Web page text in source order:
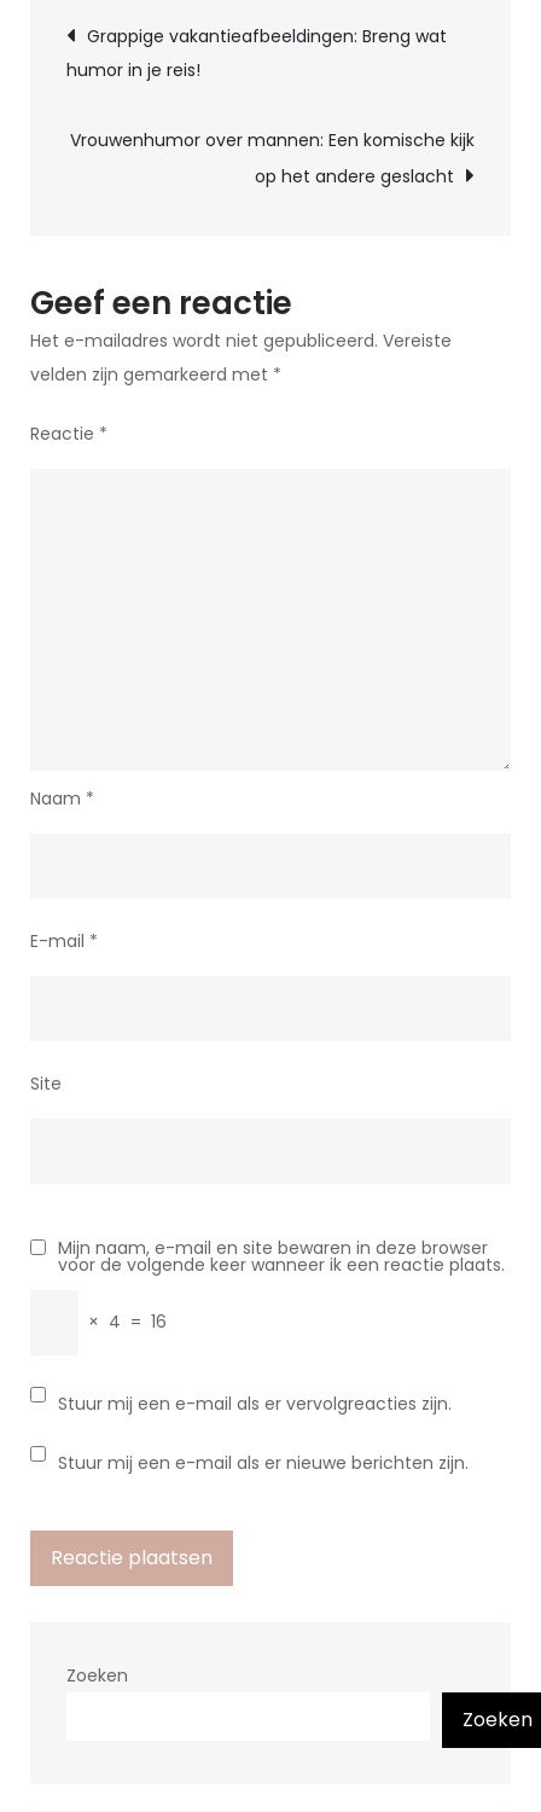
Wereld
Koffiehumor
Berichtnavigatie
Grappige vakantieafbeeldingen: Breng wat
humor in je reis!
Vrouwenhumor over mannen: Een komische kijk
op het andere geslacht
Geef een reactie
Het e-mailadres wordt niet gepubliceerd. Vereiste
velden zijn gemarkeerd met *
Reactie *
Naam *
E-mail *
Site
Mijn naam, e-mail en site bewaren in deze browser
voor de volgende keer wanneer ik een reactie plaats.
× 4 = 16
Stuur mij een e-mail als er vervolgreacties zijn.
Stuur mij een e-mail als er nieuwe berichten zijn.
Zoeken
Zoeken